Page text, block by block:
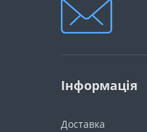
Інформація
Доставка